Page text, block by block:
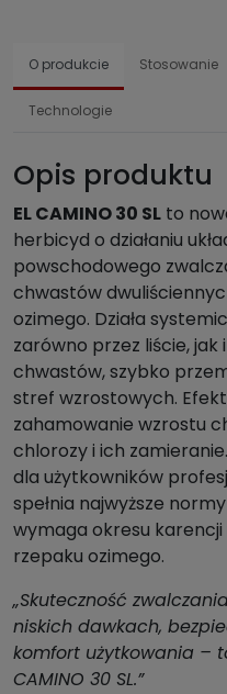
O produkcie Stosowanie
Technologie
Opis produktu
EL CAMINO 30 SL to
herbicyd o działaniu
powschodowego
chwastów
ozimego. Działa
zarówno przez liście, jak
chwastów, szybko
stref wzrostowych.
zahamowanie wzrostu
chlorozy i ich
dla użytkowników
spełnia najwyższe
wymaga okresu
rzepaku ozimego.
„Skuteczność
niskich dawkach,
komfort użytkowania –
CAMINO 30 SL.”